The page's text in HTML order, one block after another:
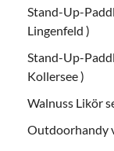
Stand-Up-
Lingenfeld )
Stand-Up-
Kollersee )
Walnuss Likör
Outdoorhandy